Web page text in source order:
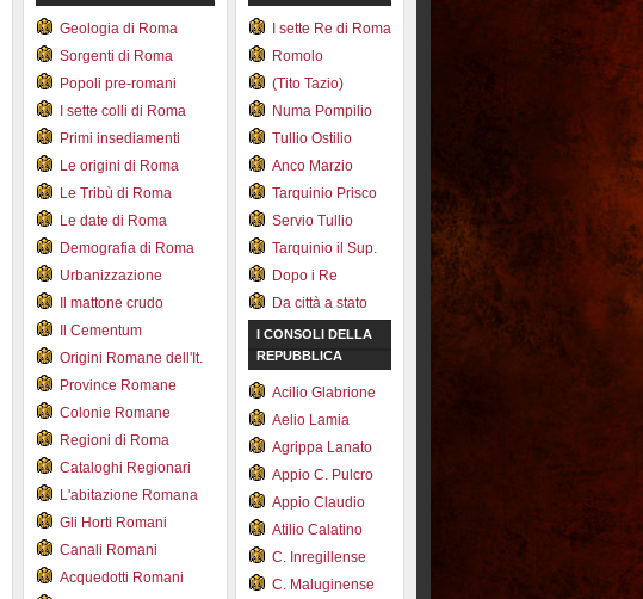
Geologia di Roma
Sorgenti di Roma
Popoli pre-romani
I sette colli di Roma
Primi insediamenti
Le origini di Roma
Le Tribù di Roma
Le date di Roma
Demografia di Roma
Urbanizzazione
Il mattone crudo
Il Cementum
Origini Romane dell'It.
Province Romane
Colonie Romane
Regioni di Roma
Cataloghi Regionari
L'abitazione Romana
Gli Horti Romani
Canali Romani
Acquedotti Romani
I sette Re di Roma
Romolo
(Tito Tazio)
Numa Pompilio
Tullio Ostilio
Anco Marzio
Tarquinio Prisco
Servio Tullio
Tarquinio il Sup.
Dopo i Re
Da città a stato
I CONSOLI DELLA
REPUBBLICA
Acilio Glabrione
Aelio Lamia
Agrippa Lanato
Appio C. Pulcro
Appio Claudio
Atilio Calatino
C. Inregillense
C. Maluginense